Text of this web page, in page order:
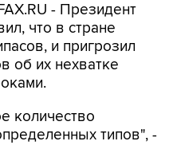
- Президент
что в стране
и пригрозил
об их нехватке
количество
типов", -